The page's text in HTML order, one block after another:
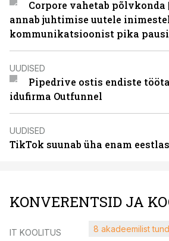
Corpore vahetab põlvkonda
annab juhtimise uutele
kommunikatsioonist pika pausi
UUDISED
Pipedrive ostis endiste
idufirma Outfunnel
UUDISED
TikTok suunab üha enam
KONVERENTSID JA
IT KOOLITUS 8 akadeemilist